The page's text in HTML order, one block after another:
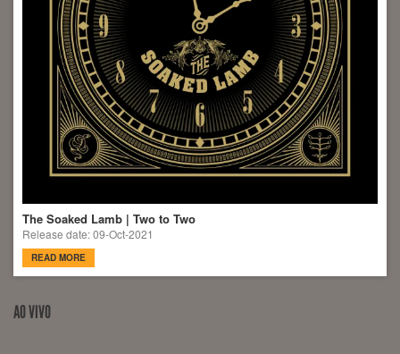
The Soaked Lamb | Two to Two
Release date: 09-Oct-2021
READ MORE
AO VIVO